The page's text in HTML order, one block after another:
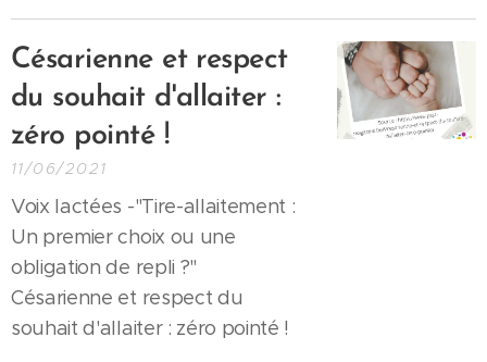
Césarienne et respect
du souhait d'allaiter :
zéro pointé !
11/06/2021
Voix lactées -"Tire-allaitement :
Un premier choix ou une
obligation de repli ?"
Césarienne et respect du
souhait d'allaiter : zéro pointé !